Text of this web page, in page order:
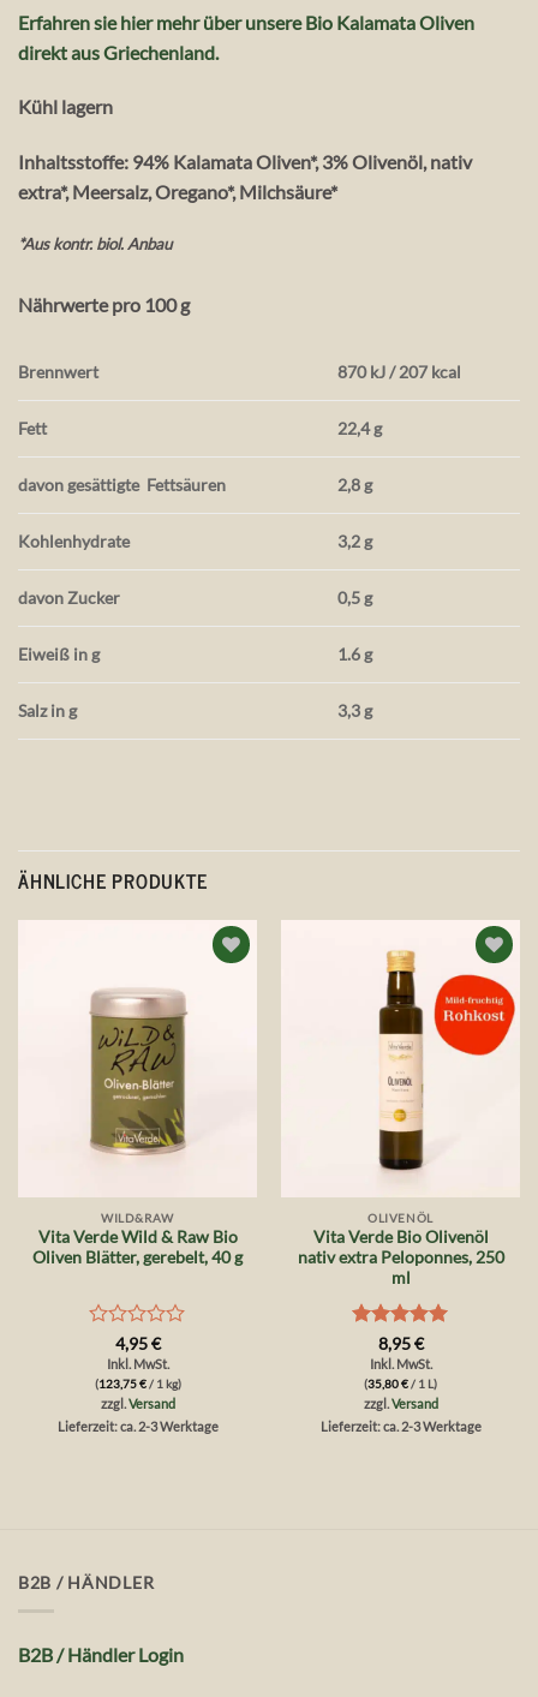
Erfahren sie hier mehr über unsere Bio Kalamata Oliven
direkt aus Griechenland.
Kühl lagern
Inhaltsstoffe: 94% Kalamata Oliven*, 3% Olivenöl, nativ
extra*, Meersalz, Oregano*, Milchsäure*
*Aus kontr. biol. Anbau
Nährwerte pro 100 g
Brennwert 870 kJ / 207 kcal
Fett 22,4 g
davon gesättigte Fettsäuren 2,8 g
Kohlenhydrate 3,2 g
davon Zucker 0,5 g
Eiweiß in g 1.6 g
Salz in g 3,3 g
ÄHNLICHE PRODUKTE
Wunschliste
WILD&RAW
Vita Verde Wild & Raw Bio
Oliven Blätter, gerebelt, 40 g
Bewertet
mit
0
von
4,95€
Inkl. MwSt.
(123,75€/ 1 kg)
zzgl.Versand
Lieferzeit: ca. 2-3 Werktage
Auf die
Wunschliste
OLIVENÖL
Vita Verde Bio Olivenöl
nativ extra Peloponnes, 250
ml
Bewertet
mit5 von
8,95€
Inkl. MwSt.
(35,80€/ 1 L)
zzgl.Versand
Lieferzeit: ca. 2-3 Werktage
B2B / HÄNDLER
B2B / Händler Login